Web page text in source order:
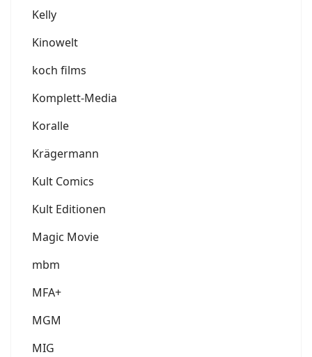
Kelly
Kinowelt
koch films
Komplett-Media
Koralle
Krägermann
Kult Comics
Kult Editionen
Magic Movie
mbm
MFA+
MGM
MIG